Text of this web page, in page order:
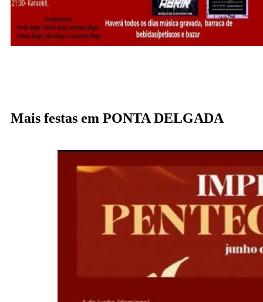
Mais festas em PONTA DELGADA